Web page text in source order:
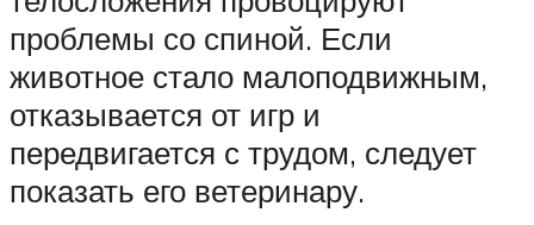
проблемы со спиной. Если
животное стало малоподвижным,
отказывается от игр и
передвигается с трудом, следует
показать его ветеринару.